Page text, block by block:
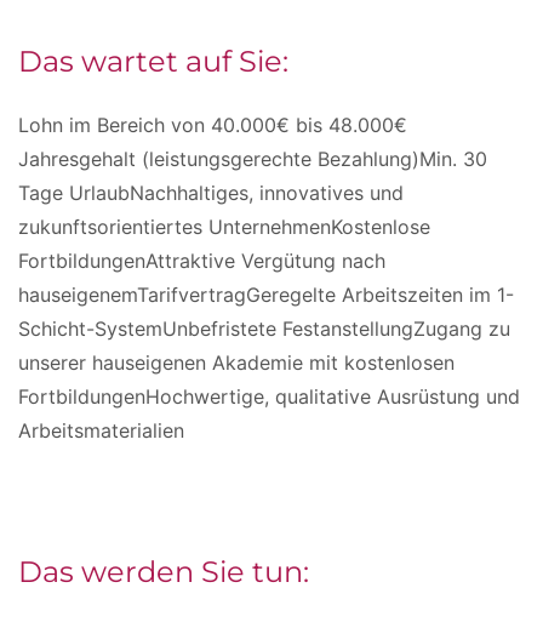
Das wartet auf Sie:
Lohn im Bereich von 40.000€ bis 48.000€
Jahresgehalt (leistungsgerechte Bezahlung)Min. 30
Tage UrlaubNachhaltiges, innovatives und
zukunftsorientiertes UnternehmenKostenlose
FortbildungenAttraktive Vergütung nach
hauseigenemTarifvertragGeregelte Arbeitszeiten im 1-
Schicht-SystemUnbefristete FestanstellungZugang zu
unserer hauseigenen Akademie mit kostenlosen
FortbildungenHochwertige, qualitative Ausrüstung und
Arbeitsmaterialien
Das werden Sie tun: